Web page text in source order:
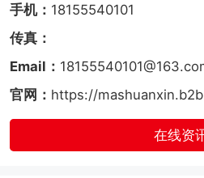
手机： 18155540101
传真：
Email：
官网： https://
在线资